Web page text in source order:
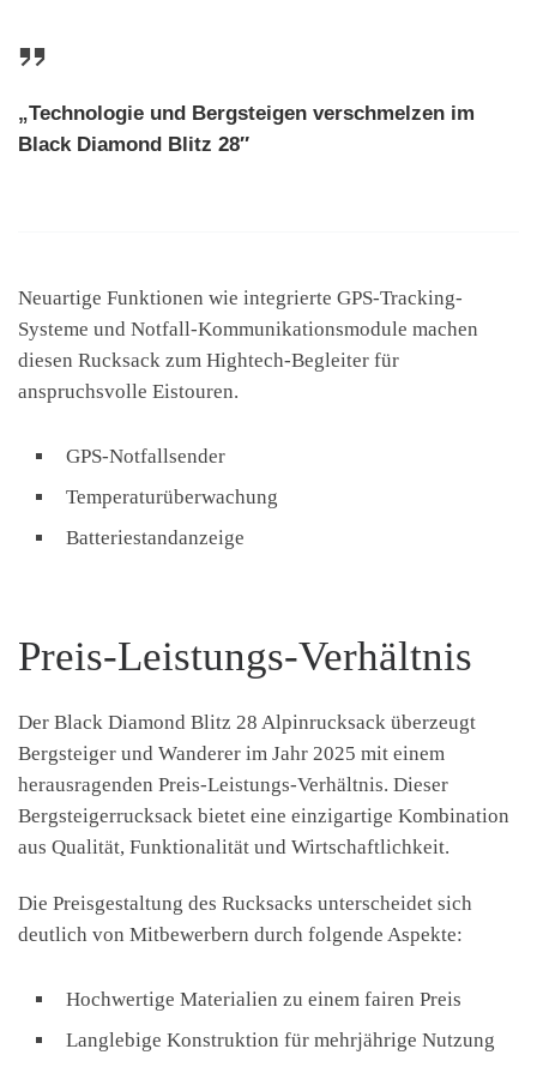
„Technologie und Bergsteigen verschmelzen im
Black Diamond Blitz 28″
Neuartige Funktionen wie integrierte GPS-Tracking-
Systeme und Notfall-Kommunikationsmodule machen
diesen Rucksack zum Hightech-Begleiter für
anspruchsvolle Eistouren.
GPS-Notfallsender
Temperaturüberwachung
Batteriestandanzeige
Preis-Leistungs-Verhältnis
Der Black Diamond Blitz 28 Alpinrucksack überzeugt
Bergsteiger und Wanderer im Jahr 2025 mit einem
herausragenden Preis-Leistungs-Verhältnis. Dieser
Bergsteigerrucksack bietet eine einzigartige Kombination
aus Qualität, Funktionalität und Wirtschaftlichkeit.
Die Preisgestaltung des Rucksacks unterscheidet sich
deutlich von Mitbewerbern durch folgende Aspekte:
Hochwertige Materialien zu einem fairen Preis
Langlebige Konstruktion für mehrjährige Nutzung